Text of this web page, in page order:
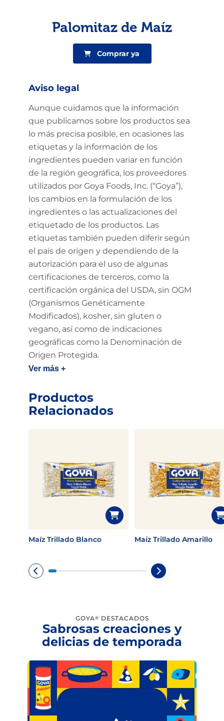
Palomitaz de Maíz
Comprar ya
Aviso legal
Aunque cuidamos que la información
que publicamos sobre los productos sea
lo más precisa posible, en ocasiones las
etiquetas y la información de los
ingredientes pueden variar en función
de la región geográfica, los proveedores
utilizados por Goya Foods, Inc. (“Goya”),
los cambios en la formulación de los
ingredientes o las actualizaciones del
etiquetado de los productos. Las
etiquetas también pueden diferir según
el país de origen y dependiendo de la
autorización para el uso de algunas
certificaciones de terceros, como la
certificación orgánica del USDA, sin OGM
(Organismos Genéticamente
Modificados), kosher, sin gluten o
vegano, así como de indicaciones
geográficas como la Denominación de
Origen Protegida.
Ver más +
Productos
Relacionados
Maíz Trillado Blanco Maíz Trillado Amarillo
GOYA® DESTACADOS
Sabrosas creaciones y
delicias de temporada